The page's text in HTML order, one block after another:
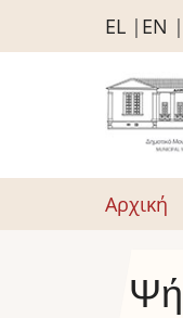
Παράκαμψη
προς
περιεχόμενο
EL EN
Αρχική